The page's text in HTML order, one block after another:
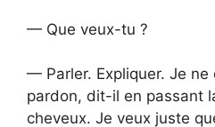
— Que veux-tu ?
— Parler. Expliquer. Je ne
pardon, dit-il en passant
cheveux. Je veux juste